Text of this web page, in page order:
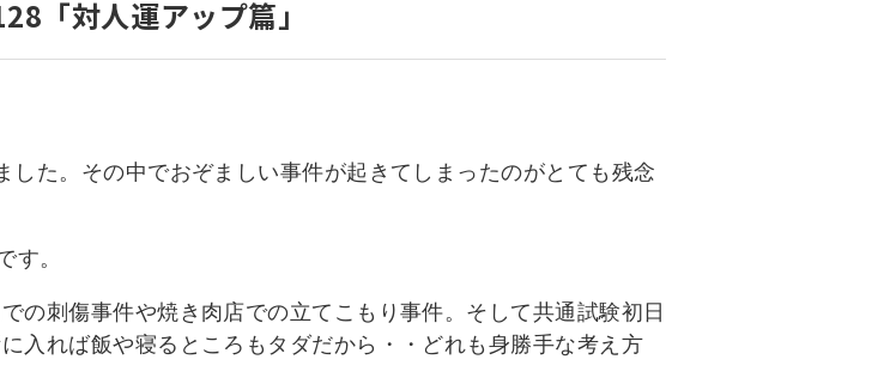
「対人運アップ篇」
た。その中でおぞましい事件が起きてしまったのがとても残念
す。
の刺傷事件や焼き肉店での立てこもり事件。そして共通試験初日
入れば飯や寝るところもタダだから・・どれも身勝手な考え方